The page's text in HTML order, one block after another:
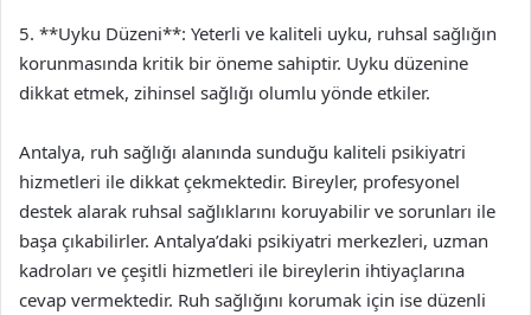
5. **Uyku Düzeni**: Yeterli ve kaliteli uyku, ruhsal sağlığın
korunmasında kritik bir öneme sahiptir. Uyku düzenine
dikkat etmek, zihinsel sağlığı olumlu yönde etkiler.
Antalya, ruh sağlığı alanında sunduğu kaliteli psikiyatri
hizmetleri ile dikkat çekmektedir. Bireyler, profesyonel
destek alarak ruhsal sağlıklarını koruyabilir ve sorunları ile
başa çıkabilirler. Antalya’daki psikiyatri merkezleri, uzman
kadroları ve çeşitli hizmetleri ile bireylerin ihtiyaçlarına
cevap vermektedir. Ruh sağlığını korumak için ise düzenli